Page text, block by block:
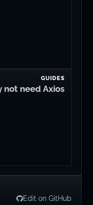
GUIDES
not need Axios
Edit on GitHub